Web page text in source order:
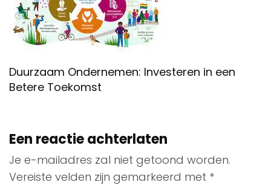
Duurzaam Ondernemen: Investeren in een
Betere Toekomst
Een reactie achterlaten
Je e-mailadres zal niet getoond worden.
Vereiste velden zijn gemarkeerd met *